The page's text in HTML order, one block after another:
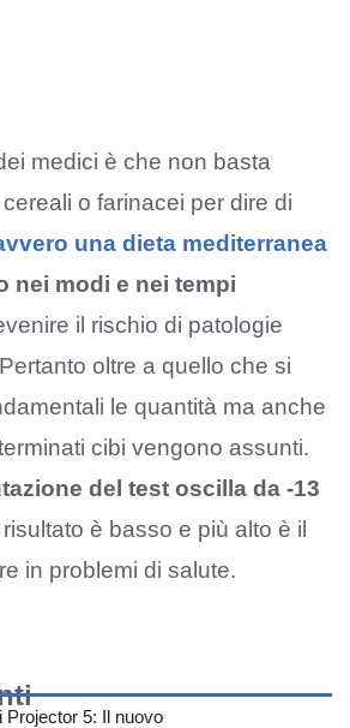
medici è che non basta
o farinacei per dire di
una dieta mediterranea
nei modi e nei tempi
il rischio di patologie
oltre a quello che si
le quantità ma anche
cibi vengono assunti.
del test oscilla da -13
è basso e più alto è il
in problemi di salute.
Projector 5: Il nuovo